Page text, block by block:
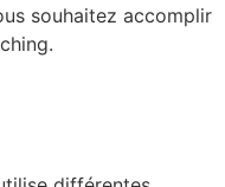
souhaitez accomplir